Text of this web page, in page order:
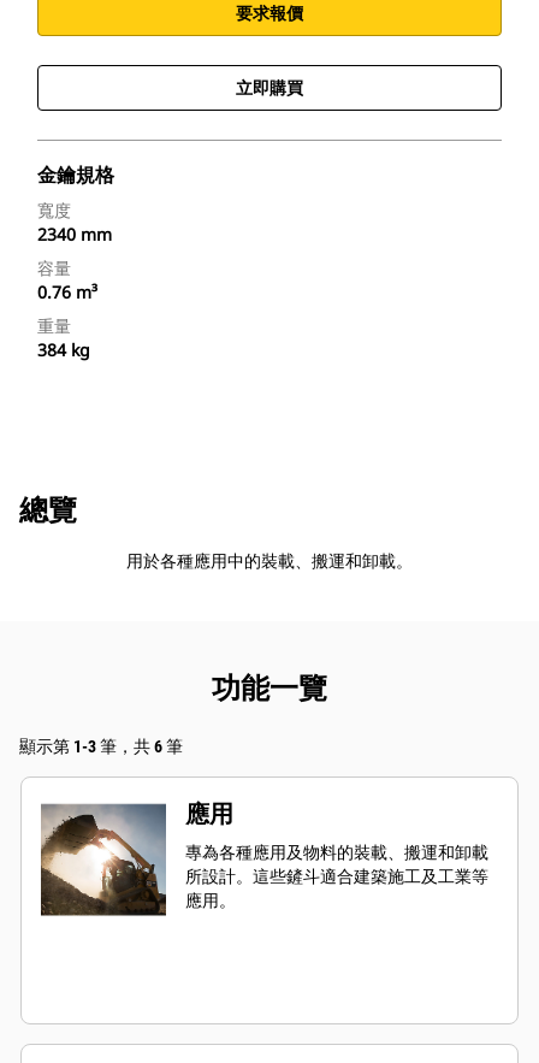
要求報價
立即購買
金鑰規格
寬度
2340 mm
容量
0.76 m³
重量
384 kg
總覽
用於各種應用中的裝載、搬運和卸載。
功能一覽
顯示第 1-3 筆，共 6 筆
應用
專為各種應用及物料的裝載、搬運和卸載
所設計。這些鏟斗適合建築施工及工業等
應用。